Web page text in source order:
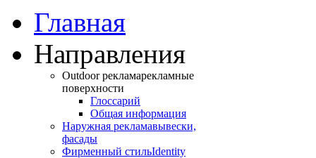
Главная
Направления
Outdoor рекламарекламные
поверхности
Глоссарий
Общая информация
Наружная рекламавывески,
фасады
Фирменный стильIdentity